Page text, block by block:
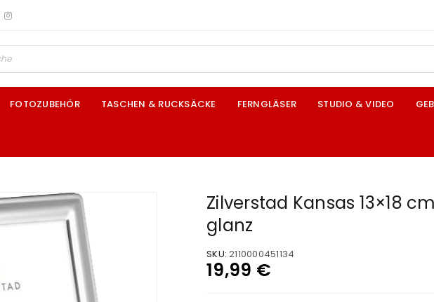
FOTOZUBEHÖR TASCHEN & RUCKSÄCKE FERNGLÄSER STUDIO & VIDEO
Zilverstad Kansas 13×18
glanz
SKU: 2110000451134
19,99 €